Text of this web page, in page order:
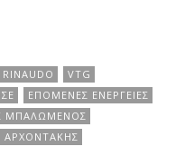
VTG
ΕΠΌΜΕΝΕΣ ΕΝΈΡΓΕΙΕΣ
ΜΠΑΛΩΜΈΝΟΣ
ΑΡΧΟΝΤΆΚΗΣ